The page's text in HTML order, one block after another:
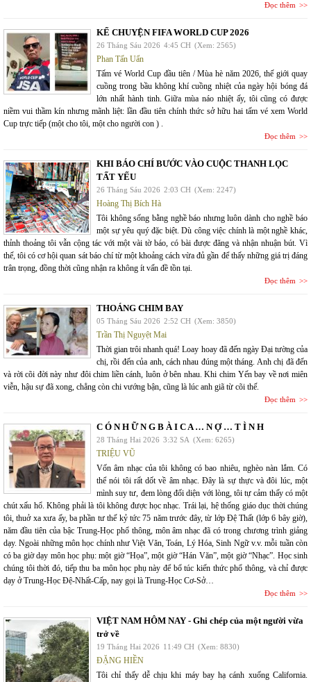
Đọc thêm
KỂ CHUYỆN FIFA WORLD CUP 2026
26 Tháng Sáu 2026 4:45 CH (Xem: 2565)
Phan Tấn Uẩn
Tấm vé World Cup đầu tiên / Mùa hè năm 2026, thế giới quay
cuồng trong bầu không khí cuồng nhiệt của ngày hội bóng đá
lớn nhất hành tinh. Giữa mùa náo nhiệt ấy, tôi cũng có được
niềm vui thầm kín nhưng mãnh liệt: lần đầu tiên chính thức sở hữu hai tấm vé xem World
Cup trực tiếp (một cho tôi, một cho người con ) .
Đọc thêm
KHI BÁO CHÍ BƯỚC VÀO CUỘC THANH LỌC
TẤT YẾU
26 Tháng Sáu 2026 2:03 CH (Xem: 2247)
Hoàng Thị Bích Hà
Tôi không sống bằng nghề báo nhưng luôn dành cho nghề báo
một sự yêu quý đặc biệt. Dù công việc chính là một nghề khác,
thỉnh thoảng tôi vẫn cộng tác với một vài tờ báo, có bài được đăng và nhận nhuận bút. Vì
thế, tôi có cơ hội quan sát báo chí từ một khoảng cách vừa đủ gần để thấy những giá trị đáng
trân trọng, đồng thời cũng nhận ra không ít vấn đề tồn tại.
Đọc thêm
THOÁNG CHIM BAY
05 Tháng Sáu 2026 2:52 CH (Xem: 3850)
Trần Thị Nguyệt Mai
Thời gian trôi nhanh quá! Loay hoay đã đến ngày Đại tường của
chị, rồi đến của anh, cách nhau đúng một tháng. Anh chị đã đến
và rời cõi đời này như đôi chim liền cánh, luôn ở bên nhau. Khi chim Yến bay về nơi miên
viễn, hậu sự đã xong, chẳng còn chi vướng bận, cũng là lúc anh giã từ cõi thế.
Đọc thêm
C Ó N H Ữ N G B À I C A … N Ợ … T Ì N H
28 Tháng Hai 2026 3:32 SA (Xem: 6265)
TRIỆU VŨ
Vốn âm nhạc của tôi không có bao nhiêu, nghèo nàn lắm. Có
thể nói tôi rất dốt về âm nhạc. Đây là sự thực và đôi lúc, một
mình suy tư, đem lòng đối diện với lòng, tôi tự cảm thấy có một
chút xấu hổ. Không phải là tôi không được học nhạc. Trái lại, hệ thống giáo dục thời chúng
tôi, thuở xa xưa ấy, ba phần tư thế kỷ tức 75 năm trước đây, từ lớp Đệ Thất (lớp 6 bây giờ),
năm đầu tiên của bậc Trung-Học phổ thông, môn âm nhạc đã có trong chương trình giảng
dạy. Ngoài những môn học chính như Việt Văn, Toán, Lý Hóa, Sinh Ngữ v.v. mỗi tuần còn
có ba giờ dạy môn học phụ: một giờ “Họa”, một giờ “Hán Văn”, một giờ “Nhạc”. Học sinh
chúng tôi thời đó, tiếp thu ba môn học phụ này để bổ túc kiến thức phổ thông, và chỉ được
dạy ở Trung-Học Đệ-Nhất-Cấp, nay gọi là Trung-Học Cơ-Sở…
Đọc thêm
VIỆT NAM HÔM NAY - Ghi chép của một người vừa
trở về
19 Tháng Hai 2026 11:49 CH (Xem: 8830)
ĐẶNG HIỀN
Tôi chỉ thấy dễ chịu khi máy bay hạ cánh xuống California.